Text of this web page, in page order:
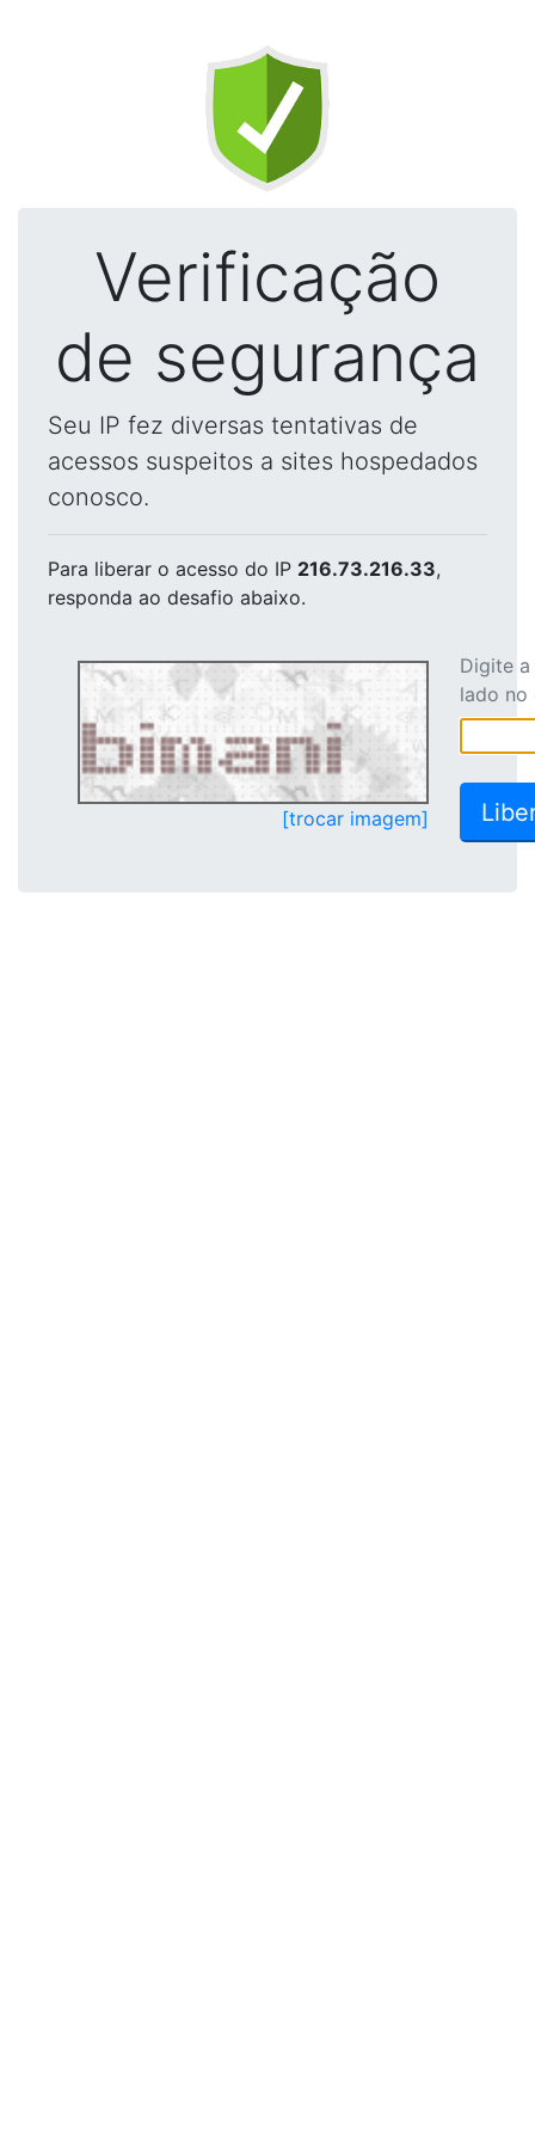
Verificação
de segurança
Seu IP fez diversas tentativas de
acessos suspeitos a sites hospedados
conosco.
Para liberar o acesso do IP 216.73.216.33,
responda ao desafio abaixo.
[trocar imagem]
Digite
lado no